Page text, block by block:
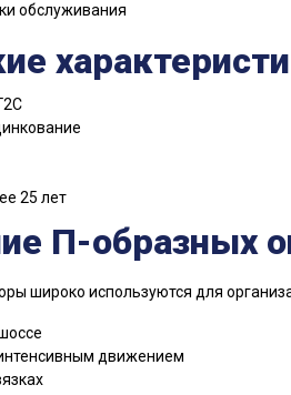
обслуживания
25 лет
П-образных
широко используются для
движением